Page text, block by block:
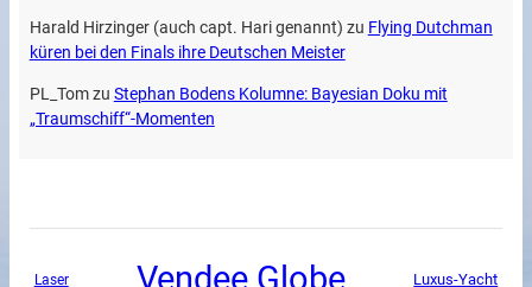
Harald Hirzinger (auch capt. Hari genannt) zu Flying Dutchman
küren bei den Finals ihre Deutschen Meister
PL_Tomzu Stephan Bodens Kolumne: Bayesian Doku mit
„Traumschiff“-Momenten
Laser Vendee Globe Luxus-Yacht